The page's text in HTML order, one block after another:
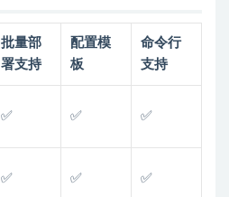
批量部
署支持
配置模
板
命令行
支持
✅ ✅ ✅
✅ ✅ ✅